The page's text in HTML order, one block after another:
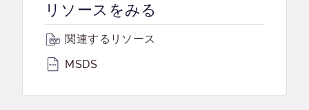
リソースをみる
関連するリソース
MSDS